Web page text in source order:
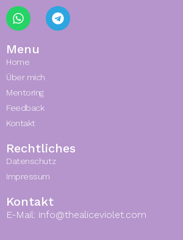
Menu
Home
Über mich
Mentoring
Feedback
Kontakt
Rechtliches
Datenschutz
Impressum
Kontakt
E-Mail: info@thealiceviolet.com